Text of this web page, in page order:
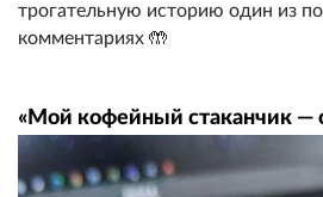
трогательную историю один из
комментариях 🤲
«Мой кофейный стаканчик —